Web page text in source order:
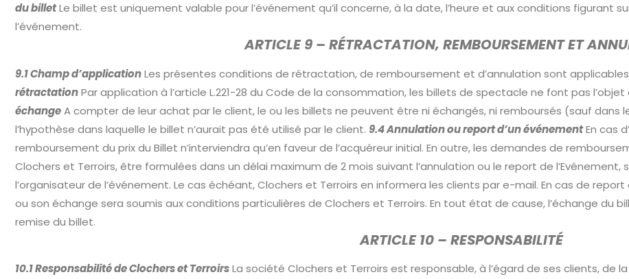
du billetLe billet est uniquement valable pour l’événement qu’il concerne, à la date, l’heure et aux conditions figurant
l’événement.
ARTICLE 9 – RÉTRACTATION, REMBOURSEMENT ET
9.1 Champ d’applicationLes présentes conditions de rétractation, de remboursement et d’annulation sont
rétractationPar application à l’article L.221-28 du Code de la consommation, les billets de spectacle ne font pas
échangeA compter de leur achat par le client, le ou les billets ne peuvent être ni échangés, ni remboursés (sauf dans
l’hypothèse dans laquelle le billet n’aurait pas été utilisé par le client. 9.4 Annulation ou report d’un événementEn cas
remboursement du prix du Billet n’interviendra qu’en faveur de l’acquéreur initial. En outre, les demandes de
Clochers et Terroirs, être formulées dans un délai maximum de 2 mois suivant l’annulation ou le report de
l’organisateur de l’événement. Le cas échéant, Clochers et Terroirs en informera les clients par e-mail. En cas de
ou son échange sera soumis aux conditions particulières de Clochers et Terroirs. En tout état de cause, l’échange du
remise du billet.
ARTICLE 10 – RESPONSABILITÉ
10.1 Responsabilité de Clochers et TerroirsLa société Clochers et Terroirs est responsable, à l’égard de ses clients, de